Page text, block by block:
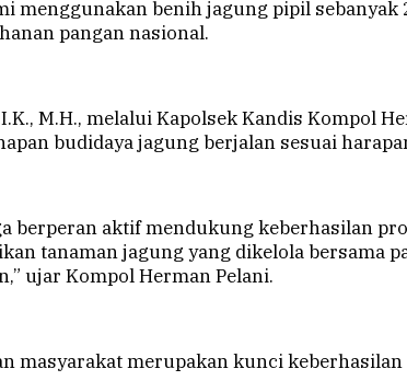
menggunakan benih jagung pipil
pangan nasional.
M.H., melalui Kapolsek Kandis Kompol
budidaya jagung berjalan sesuai
berperan aktif mendukung keberhasilan
tanaman jagung yang dikelola bersama
ujar Kompol Herman Pelani.
masyarakat merupakan kunci